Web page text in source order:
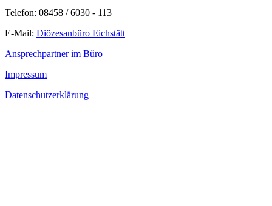
Telefon: 08458 / 6030 - 113
E-Mail: Diözesanbüro Eichstätt
Ansprechpartner im Büro
Impressum
Datenschutzerklärung